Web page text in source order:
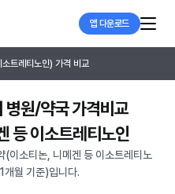
앱 다운로드
트레티노인) 가격 비교
병원/약국 가격비교
등 이소트레티노인
(이소티논, 니메겐 등 이소트레티노
월 기준)입니다.